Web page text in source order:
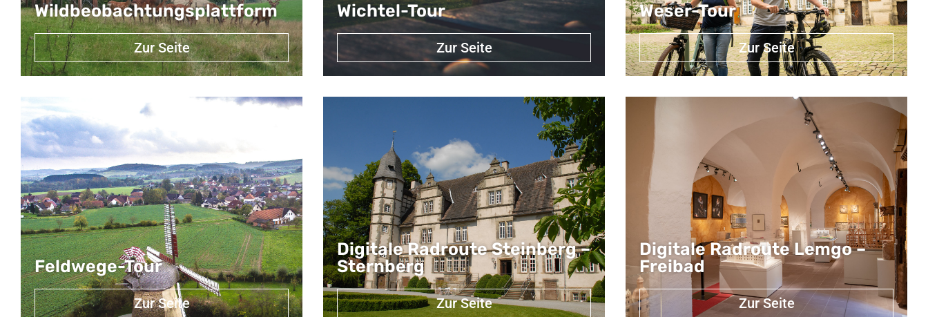
Wildbeobachtungsplattform
Zur Seite
Wichtel-Tour
Zur Seite
Weser-Tour
Zur Seite
Feldwege-Tour
Zur Seite
Digitale Radroute Steinberg –
Sternberg
Zur Seite
Digitale Radroute Lemgo –
Freibad
Zur Seite